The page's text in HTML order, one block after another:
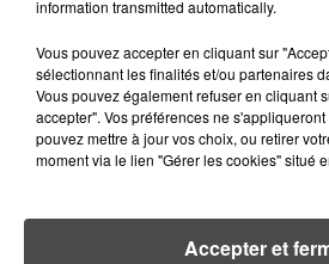
7 août 2026
WEEK-END
ROUTES : LE
PRÉPARE À
INDUSTRIELS
TAXÉS...
information transmitted automatically.
Vous pouvez accepter en cliquant sur
sélectionnant les finalités et/ou partenaires
Vous pouvez également refuser en cliquant
accepter". Vos préférences ne
pouvez mettre à jour vos choix, ou retirer
moment via le lien "Gérer les cookies" situé
Accepter et